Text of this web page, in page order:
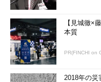
図7 TCP Streamの内容
【見城徹×
本質
PR(FINCHI on
2018年の災